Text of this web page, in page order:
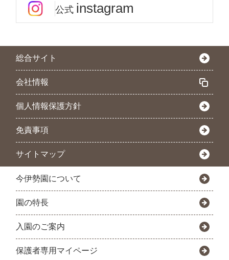
公式 instagram
総合サイト
会社情報
個人情報保護方針
免責事項
サイトマップ
今伊勢園について
園の特長
入園のご案内
保護者専用マイページ